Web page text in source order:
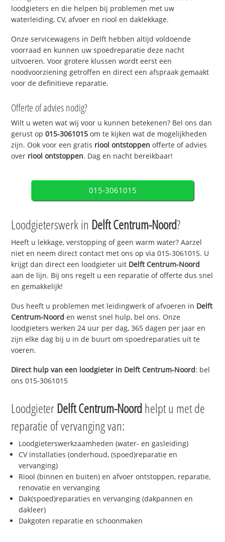
loodgieters en die helpen bij problemen met uw
waterleiding, CV, afvoer en riool en daklekkage.
Onze servicewagens in Delft hebben altijd voldoende
voorraad en kunnen uw spoedreparatie deze nacht
uitvoeren. Voor grotere klussen wordt eerst een
noodvoorziening getroffen en direct een afspraak gemaakt
voor de definitieve reparatie.
Offerte of advies nodig?
Wilt u weten wat wij voor u kunnen betekenen? Bel ons dan
gerust op015-3061015 om te kijken wat de mogelijkheden
zijn. Ook voor een gratis riool ontstoppen offerte of advies
over riool ontstoppen. Dag en nacht bereikbaar!
015-3061015
Loodgieterswerk in Delft Centrum-Noord?
Heeft u lekkage, verstopping of geen warm water? Aarzel
niet en neem direct contact met ons op via 015-3061015. U
krijgt dan direct een loodgieter uit Delft Centrum-Noord
aan de lijn. Bij ons regelt u een reparatie of offerte dus snel
en gemakkelijk!
Dus heeft u problemen met leidingwerk of afvoeren in Delft
Centrum-Noord en wenst snel hulp, bel ons. Onze
loodgieters werken 24 uur per dag, 365 dagen per jaar en
zijn elke dag bij u in de buurt om spoedreparaties uit te
voeren.
Direct hulp van een loodgieter in Delft Centrum-Noord: bel
ons 015-3061015
Loodgieter Delft Centrum-Noordhelpt u met de
reparatie of vervanging van:
Loodgieterswerkzaamheden (water- en gasleiding)
CV installaties (onderhoud, (spoed)reparatie en
vervanging)
Riool (binnen en buiten) en afvoer ontstoppen, reparatie,
renovatie en vervanging
Dak(spoed)reparaties en vervanging (dakpannen en
dakleer)
Dakgoten reparatie en schoonmaken